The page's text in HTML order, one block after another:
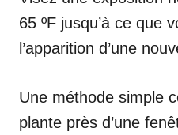
65 ºF jusqu’à ce que
l’apparition d’une
Une méthode simple
plante près d’une